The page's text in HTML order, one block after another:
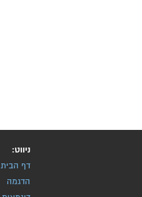
ניווט:
דף הבית
הדגמה